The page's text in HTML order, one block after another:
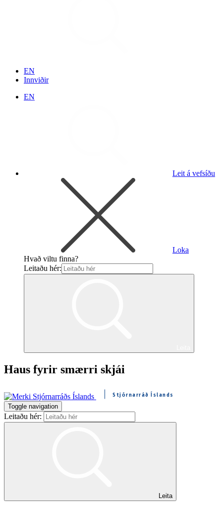
EN
Innviðir
EN
Leit á vefsíðu
Loka
Hvað viltu finna?
Leitaðu hér:
Haus fyrir smærri skjái
Stjórnarráð Íslands
Toggle navigation
Leitaðu hér:
Leita